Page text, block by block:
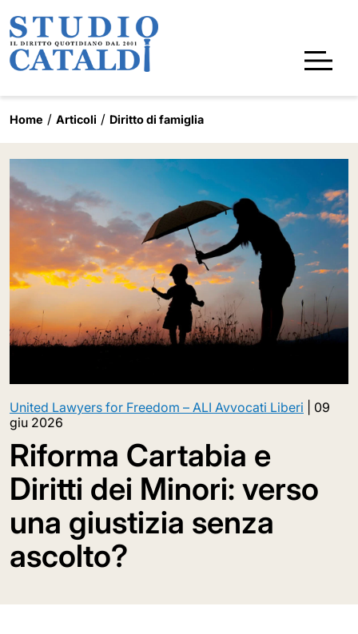
Home Articoli Diritto di famiglia
United Lawyers for Freedom – ALI Avvocati Liberi
09
giu 2026
Riforma Cartabia e
Diritti dei Minori: verso
una giustizia senza
ascolto?